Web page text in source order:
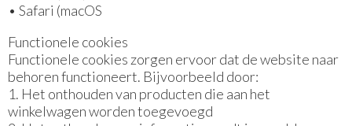
• Safari (macOS
Functionele cookies
Functionele cookies zorgen ervoor dat de website naar
behoren functioneert. Bijvoorbeeld door:
1. Het onthouden van producten die aan het
winkelwagen worden toegevoegd